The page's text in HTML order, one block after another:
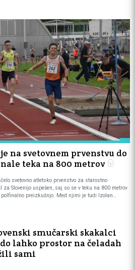
na svetovnem prvenstvu do
teka na 800 metrov
svetovno atletsko prvenstvo za starostno
za Slovenijo uspešen, saj so se v teku na 800 metrov
preizkušnjo. Med njimi je tudi Izolan
smučarski skakalci
lahko prostor na čeladah
sami